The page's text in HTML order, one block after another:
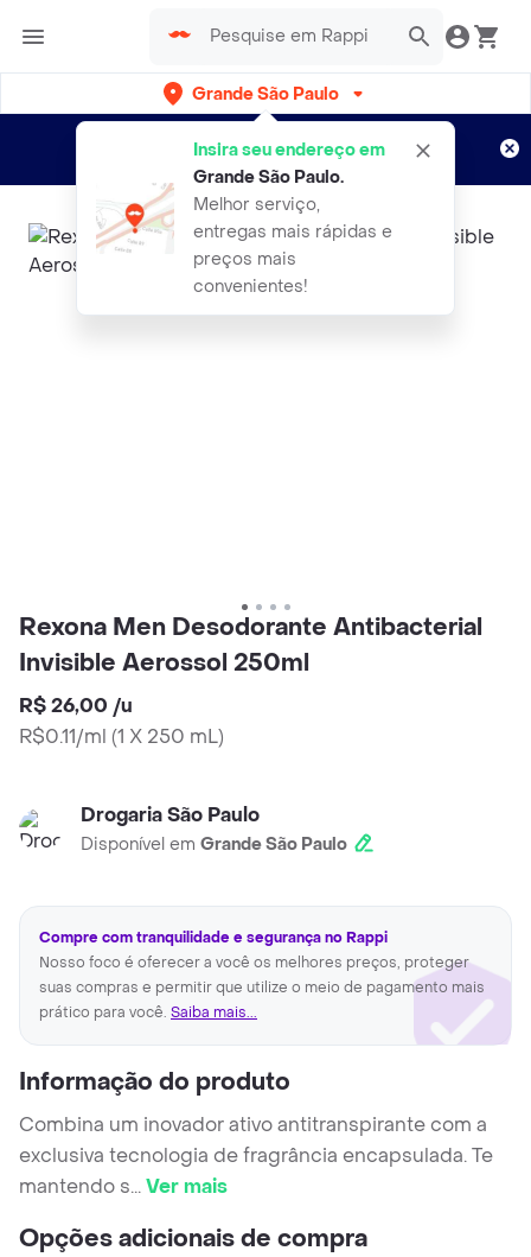
Grande São Paulo
Insira seu endereço em
Grande São Paulo.
Melhor serviço,
entregas mais rápidas e
preços mais
convenientes!
Entregas grátis por 15 dias!
Aplicam T&C
Rexona Men Desodorante Antibacterial
Invisible Aerossol 250ml
R$ 26,00 /u
R$0.11/ml (1 X 250 mL)
Drogaria São Paulo
Disponível em Grande São Paulo
Compre com tranquilidade e segurança no Rappi
Nosso foco é oferecer a você os melhores preços, proteger
suas compras e permitir que utilize o meio de pagamento mais
prático para você. Saiba mais...
Informação do produto
Combina um inovador ativo antitranspirante com a
exclusiva tecnologia de fragrância encapsulada. Te
mantendo s...Ver mais
Opções adicionais de compra